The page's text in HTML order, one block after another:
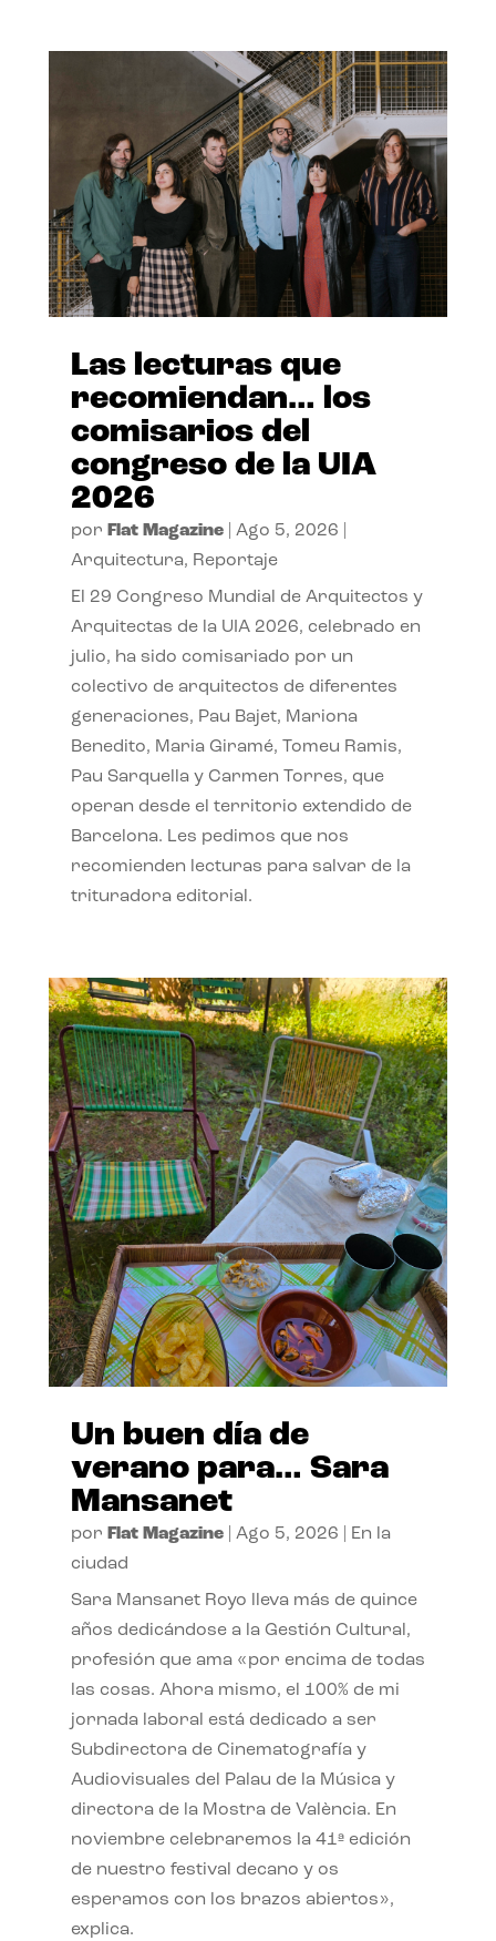
Las lecturas que
recomiendan… los
comisarios del
congreso de la UIA
2026
por Flat Magazine| Ago 5, 2026
Arquitectura, Reportaje
El 29 Congreso Mundial de Arquitectos y
Arquitectas de la UIA 2026, celebrado en
julio, ha sido comisariado por un
colectivo de arquitectos de diferentes
generaciones, Pau Bajet, Mariona
Benedito, Maria Giramé, Tomeu Ramis,
Pau Sarquella y Carmen Torres, que
operan desde el territorio extendido de
Barcelona. Les pedimos que nos
recomienden lecturas para salvar de la
trituradora editorial.
Un buen día de
verano para… Sara
Mansanet
por Flat Magazine| Ago 5, 2026
En la
ciudad
Sara Mansanet Royo lleva más de quince
años dedicándose a la Gestión Cultural,
profesión que ama «por encima de todas
las cosas. Ahora mismo, el 100% de mi
jornada laboral está dedicado a ser
Subdirectora de Cinematografía y
Audiovisuales del Palau de la Música y
directora de la Mostra de València. En
noviembre celebraremos la 41ª edición
de nuestro festival decano y os
esperamos con los brazos abiertos»,
explica.